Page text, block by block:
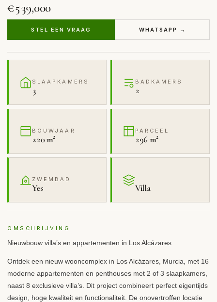
€539,000
STEL EEN VRAAG WHATSAPP →
SLAAPKAMERS
3
BADKAMERS
2
BOUWJAAR
220 m²
PARCEEL
296 m²
ZWEMBAD
Yes Villa
OMSCHRIJVING
Nieuwbouw villa’s en appartementen in Los Alcázares
Ontdek een nieuw wooncomplex in Los Alcázares, Murcia, met 16
moderne appartementen en penthouses met 2 of 3 slaapkamers,
naast 8 exclusieve villa’s. Dit project combineert perfect eigentijds
design, hoge kwaliteit en functionaliteit. De onovertroffen locatie